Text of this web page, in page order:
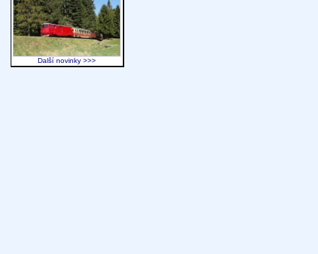
Další novinky >>>